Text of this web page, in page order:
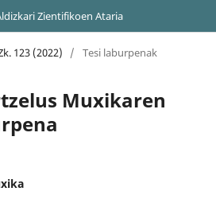
Zientifikoen Ataria
123 (2022) / Tesi laburpenak
Muxikaren